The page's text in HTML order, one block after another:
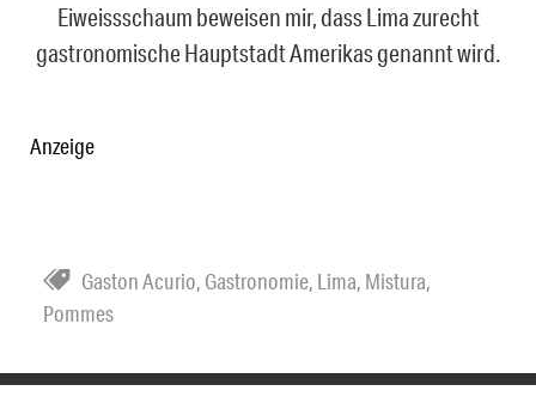
Eiweissschaum beweisen mir, dass Lima zurecht
gastronomische Hauptstadt Amerikas genannt wird.
Anzeige
Gaston Acurio, Gastronomie, Lima, Mistura,
Pommes